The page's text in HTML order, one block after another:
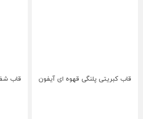
قاب کبریتی پلنگی قهوه ای آیفون